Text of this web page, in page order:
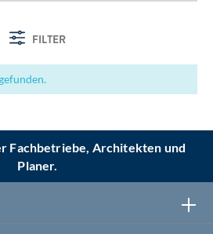
FILTER
Fachbetriebe, Architekten und
Planer.